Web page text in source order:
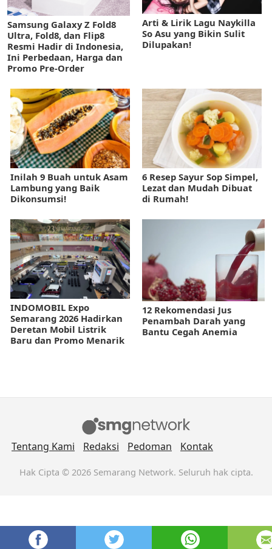
Samsung Galaxy Z Fold8
Ultra, Fold8, dan Flip8
Resmi Hadir di Indonesia,
Ini Perbedaan, Harga dan
Promo Pre-Order
Arti & Lirik Lagu Naykilla
So Asu yang Bikin Sulit
Dilupakan!
Inilah 9 Buah untuk Asam
Lambung yang Baik
Dikonsumsi!
6 Resep Sayur Sop Simpel,
Lezat dan Mudah Dibuat
di Rumah!
INDOMOBIL Expo
Semarang 2026 Hadirkan
Deretan Mobil Listrik
Baru dan Promo Menarik
12 Rekomendasi Jus
Penambah Darah yang
Bantu Cegah Anemia
Tentang Kami Redaksi Pedoman Kontak
Hak Cipta © 2026 Semarang Network. Seluruh hak cipta.